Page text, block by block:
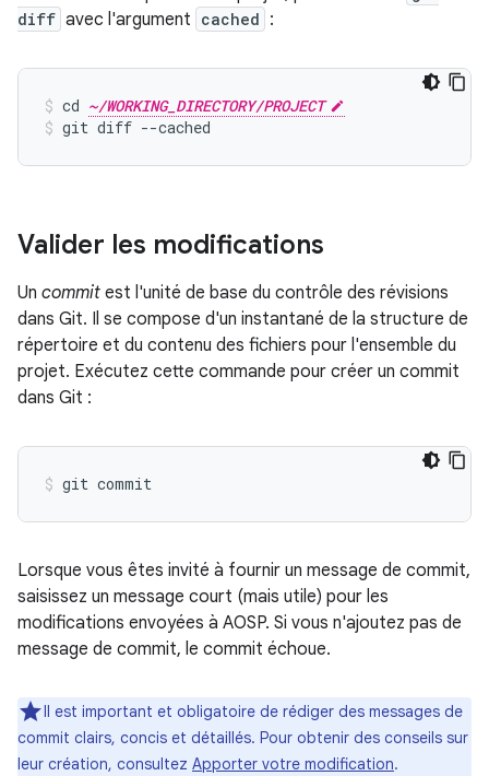
diff avec l'argument cached :
cd ~/WORKING_DIRECTORY/PROJECT
git diff --cached
Valider les modifications
Un commit est l'unité de base du contrôle des révisions
dans Git. Il se compose d'un instantané de la structure de
répertoire et du contenu des fichiers pour l'ensemble du
projet. Exécutez cette commande pour créer un commit
dans Git :
Lorsque vous êtes invité à fournir un message de commit,
saisissez un message court (mais utile) pour les
modifications envoyées à AOSP. Si vous n'ajoutez pas de
message de commit, le commit échoue.
Il est important et obligatoire de rédiger des messages de
commit clairs, concis et détaillés. Pour obtenir des conseils sur
leur création, consultez Apporter votre modification.